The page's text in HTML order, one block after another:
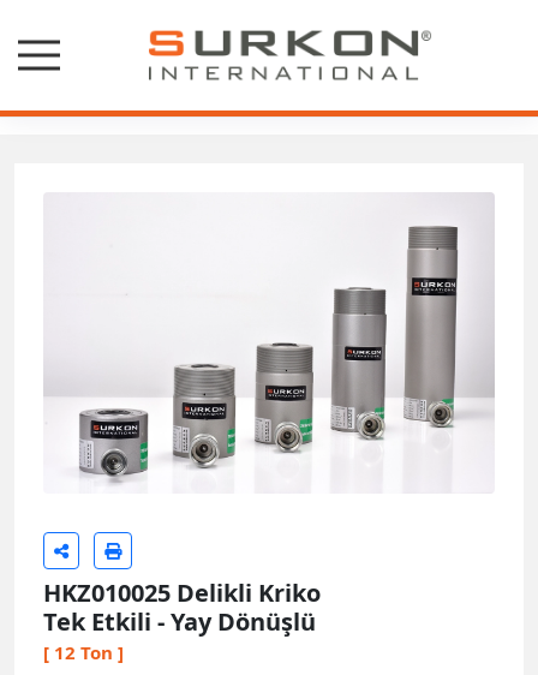
HKZ010025 Delikli Kriko
Tek Etkili - Yay Dönüşlü
[ 12 Ton ]